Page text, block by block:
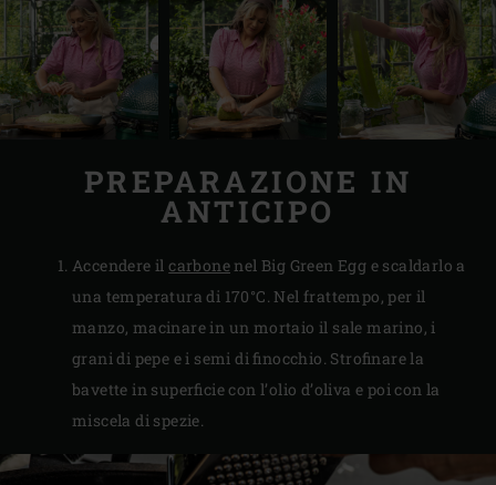
PREPARAZIONE IN
ANTICIPO
Accendere ilcarbonenel Big Green Egg e scaldarlo a
una temperatura di 170°C. Nel frattempo, per il
manzo, macinare in un mortaio il sale marino, i
grani di pepe e i semi di finocchio. Strofinare la
bavette in superficie con l’olio d’oliva e poi con la
miscela di spezie.